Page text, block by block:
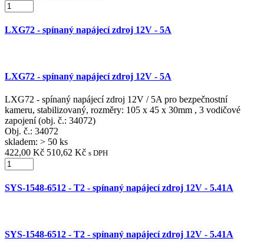
LXG72 - spínaný napájecí zdroj 12V - 5A
LXG72 - spínaný napájecí zdroj 12V - 5A
LXG72 - spínaný napájecí zdroj 12V / 5A pro bezpečnostní
kameru, stabilizovaný, rozměry: 105 x 45 x 30mm , 3 vodičové
zapojení (obj. č.: 34072)
Obj. č.: 34072
skladem: > 50 ks
422,00 Kč 510,62 Kč s DPH
SYS-1548-6512 - T2 - spínaný napájecí zdroj 12V - 5.41A
SYS-1548-6512 - T2 - spínaný napájecí zdroj 12V - 5.41A